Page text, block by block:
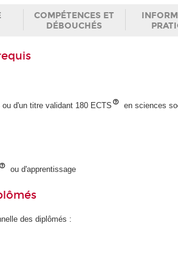
COMPÉTENCES ET
DÉBOUCHÉS
d'un titre validant 180 ECTS
en sciences
ou d'apprentissage
des diplômés :